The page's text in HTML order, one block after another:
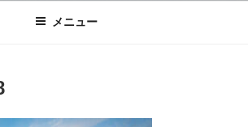
メニュー